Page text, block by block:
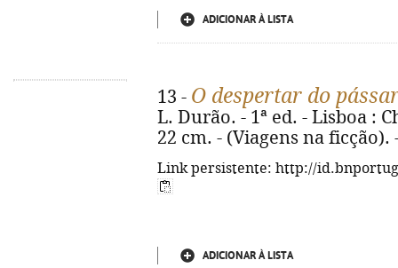
ADICIONAR À LISTA
13 - O despertar do
L. Durão. - 1ª ed. - Lisboa :
22 cm. - (Viagens na ficção).
Link persistente: http://
ADICIONAR À LISTA